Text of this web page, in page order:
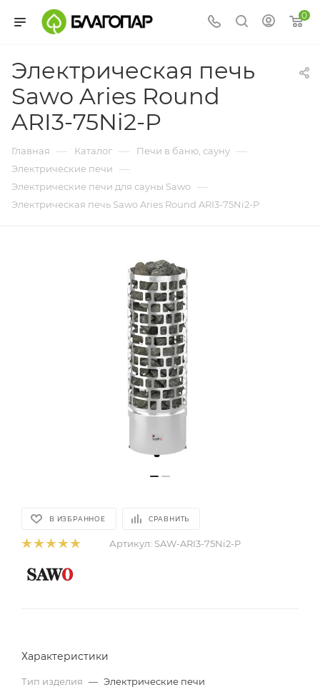
0
Электрическая печь
Sawo Aries Round
ARI3-75Ni2-P
Главная — Каталог — Печи в баню, сауну —
Электрические печи —
Электрические печи для сауны Sawo —
Электрическая печь Sawo Aries Round ARI3-75Ni2-P
В ИЗБРАННОЕ СРАВНИТЬ
Артикул: SAW-ARI3-75Ni2-P
Характеристики
Тип изделия — Электрические печи